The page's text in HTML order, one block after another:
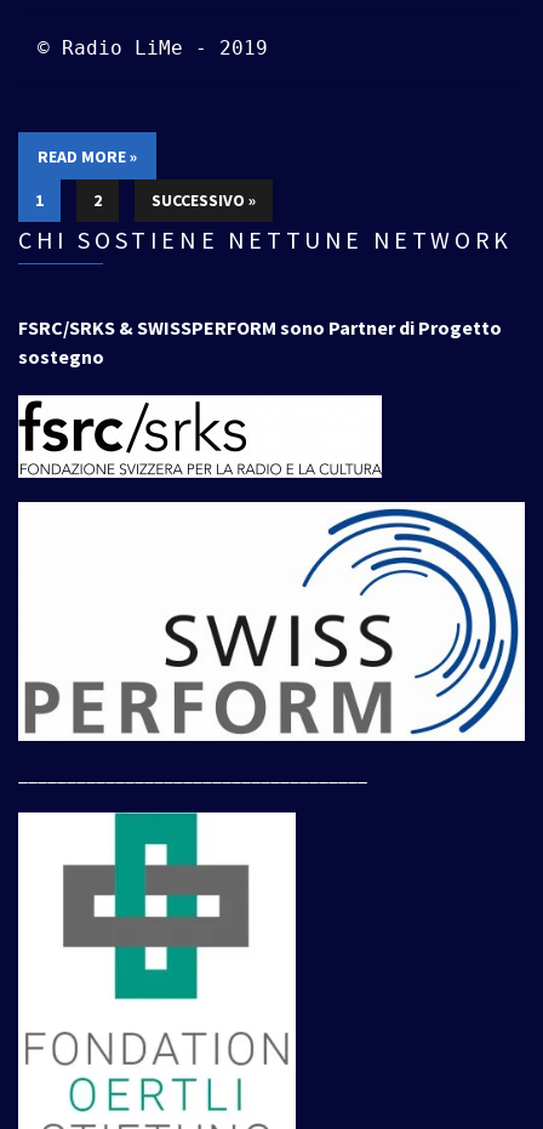
© Radio LiMe - 2019
READ MORE »
1
2 SUCCESSIVO »
CHI SOSTIENE NETTUNE NETWORK
FSRC/SRKS & SWISSPERFORM sono Partner di Progetto
sostegno